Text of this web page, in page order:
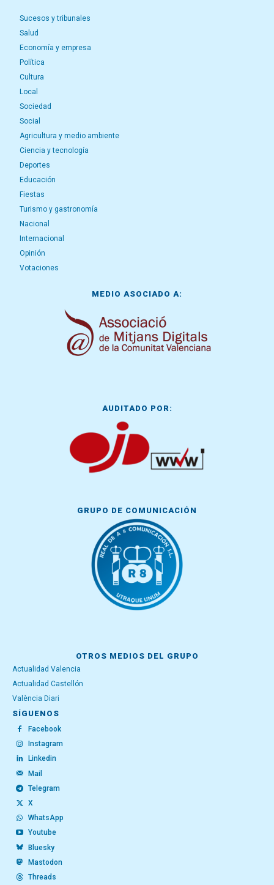
Sucesos y tribunales
Salud
Economía y empresa
Política
Cultura
Local
Sociedad
Social
Agricultura y medio ambiente
Ciencia y tecnología
Deportes
Educación
Fiestas
Turismo y gastronomía
Nacional
Internacional
Opinión
Votaciones
MEDIO ASOCIADO A:
AUDITADO POR:
GRUPO DE COMUNICACIÓN
OTROS MEDIOS DEL GRUPO
Actualidad Valencia
Actualidad Castellón
València Diari
SÍGUENOS
Facebook
Instagram
Linkedin
Mail
Telegram
X
WhatsApp
Youtube
Bluesky
Mastodon
Threads